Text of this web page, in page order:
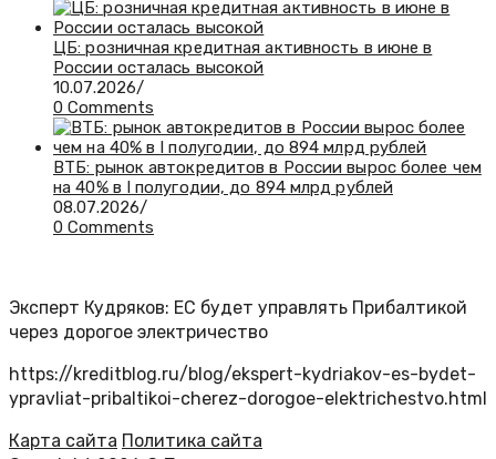
ЦБ: розничная кредитная активность в июне в
России осталась высокой
10.07.2026/
0 Comments
ВТБ: рынок автокредитов в России вырос более чем
на 40% в I полугодии, до 894 млрд рублей
08.07.2026/
0 Comments
Эксперт Кудряков: ЕС будет управлять Прибалтикой
через дорогое электричество
https://kreditblog.ru/blog/ekspert-kydriakov-es-bydet-
ypravliat-pribaltikoi-cherez-dorogoe-elektrichestvo.html
Карта сайта Политика сайта